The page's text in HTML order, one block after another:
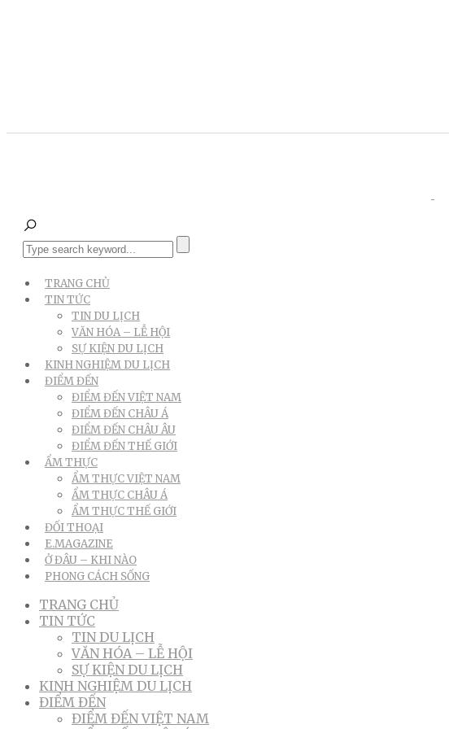
TRANG CHỦ
TIN TỨC
TIN DU LỊCH
VĂN HÓA – LỄ HỘI
SỰ KIỆN DU LỊCH
KINH NGHIỆM DU LỊCH
ĐIỂM ĐẾN
ĐIỂM ĐẾN VIỆT NAM
ĐIỂM ĐẾN CHÂU Á
ĐIỂM ĐẾN CHÂU ÂU
ĐIỂM ĐẾN THẾ GIỚI
ẨM THỰC
ẨM THỰC VIỆT NAM
ẨM THỰC CHÂU Á
ẨM THỰC THẾ GIỚI
ĐỐI THOẠI
E.MAGAZINE
Ở ĐÂU – KHI NÀO
PHONG CÁCH SỐNG
TRANG CHỦ
TIN TỨC
TIN DU LỊCH
VĂN HÓA – LỄ HỘI
SỰ KIỆN DU LỊCH
KINH NGHIỆM DU LỊCH
ĐIỂM ĐẾN
ĐIỂM ĐẾN VIỆT NAM